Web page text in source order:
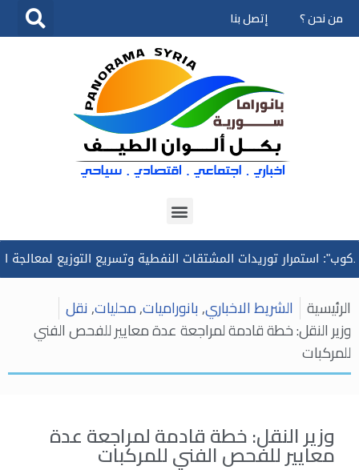
تخطى
من نحن ؟ إتصل بنا
توريدات المشتقات النفطية وتسريع التوزيع لمعالجة
الرئيسية الشريط الاخباري,بانوراميات,محليات,نقل
وزير النقل: خطة قادمة لمراجعة عدة معايير للفحص الفني
للمركبات
وزير النقل: خطة قادمة لمراجعة عدة
معايير للفحص الفني للمركبات